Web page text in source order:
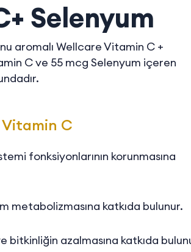
Selenyum
aromalı Wellcare Vitamin C +
C ve 55 mcg Selenyum içeren
C
fonksiyonlarının korunmasına
metabolizmasına katkıda bulunur.
bitkinliğin azalmasına katkıda